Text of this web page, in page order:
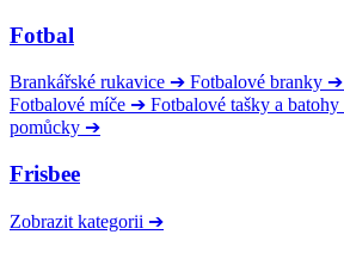
Fotbal
Brankářské rukavice ➔ Fotbalové branky ➔
Fotbalové míče ➔ Fotbalové tašky a batohy
pomůcky ➔
Frisbee
Zobrazit kategorii ➔